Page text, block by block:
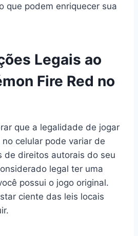
que podem enriquecer sua
Legais ao
Fire Red no
que a legalidade de jogar
no celular pode variar de
de direitos autorais do seu
legal ter uma
possui o jogo original.
ciente das leis locais